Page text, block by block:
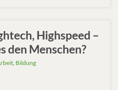
Highspeed –
den Menschen?
Bildung